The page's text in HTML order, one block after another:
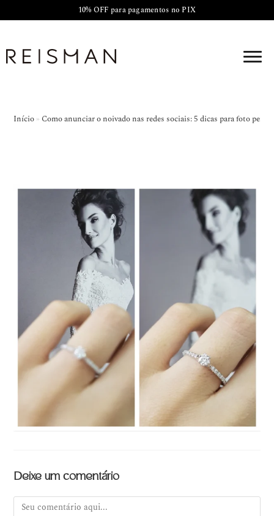
10% OFF para pagamentos no PIX
Início » Como anunciar o noivado nas redes sociais: 5 dicas para foto
Deixe um comentário